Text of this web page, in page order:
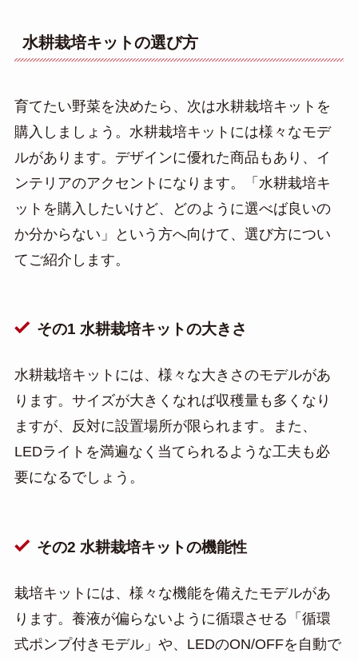
水耕栽培キットの選び方
育てたい野菜を決めたら、次は水耕栽培キットを
購入しましょう。水耕栽培キットには様々なモデ
ルがあります。デザインに優れた商品もあり、イ
ンテリアのアクセントになります。「水耕栽培キ
ットを購入したいけど、どのように選べば良いの
か分からない」という方へ向けて、選び方につい
てご紹介します。
その1 水耕栽培キットの大きさ
水耕栽培キットには、様々な大きさのモデルがあ
ります。サイズが大きくなれば収穫量も多くなり
ますが、反対に設置場所が限られます。また、
LEDライトを満遍なく当てられるような工夫も必
要になるでしょう。
その2 水耕栽培キットの機能性
栽培キットには、様々な機能を備えたモデルがあ
ります。養液が偏らないように循環させる「循環
式ポンプ付きモデル」や、LEDのON/OFFを自動で